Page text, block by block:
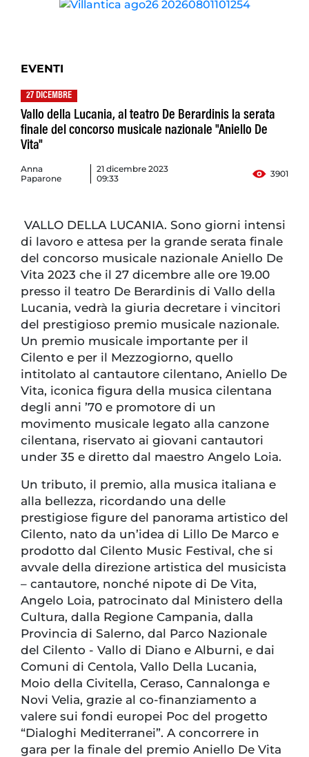
EVENTI
27 DICEMBRE
Vallo della Lucania, al teatro De Berardinis la serata
finale del concorso musicale nazionale "Aniello De
Vita"
Anna
Paparone
21 dicembre 2023
09:33
3901
VALLO DELLA LUCANIA. Sono giorni intensi
di lavoro e attesa per la grande serata finale
del concorso musicale nazionale Aniello De
Vita 2023 che il 27 dicembre alle ore 19.00
presso il teatro De Berardinis di Vallo della
Lucania, vedrà la giuria decretare i vincitori
del prestigioso premio musicale nazionale.
Un premio musicale importante per il
Cilento e per il Mezzogiorno, quello
intitolato al cantautore cilentano, Aniello De
Vita, iconica figura della musica cilentana
degli anni ’70 e promotore di un
movimento musicale legato alla canzone
cilentana, riservato ai giovani cantautori
under 35 e diretto dal maestro Angelo Loia.
Un tributo, il premio, alla musica italiana e
alla bellezza, ricordando una delle
prestigiose figure del panorama artistico del
Cilento, nato da un’idea di Lillo De Marco e
prodotto dal Cilento Music Festival, che si
avvale della direzione artistica del musicista
– cantautore, nonché nipote di De Vita,
Angelo Loia, patrocinato dal Ministero della
Cultura, dalla Regione Campania, dalla
Provincia di Salerno, dal Parco Nazionale
del Cilento - Vallo di Diano e Alburni, e dai
Comuni di Centola, Vallo Della Lucania,
Moio della Civitella, Ceraso, Cannalonga e
Novi Velia, grazie al co-finanziamento a
valere sui fondi europei Poc del progetto
“Dialoghi Mediterranei”. A concorrere in
gara per la finale del premio Aniello De Vita